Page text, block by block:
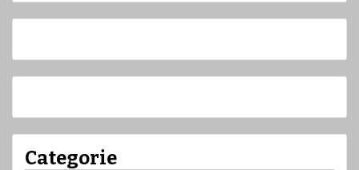
Categorie